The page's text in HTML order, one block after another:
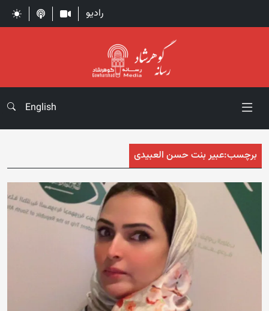
رادیو
English
برچسب:عبیر بنت حسن العبیدی